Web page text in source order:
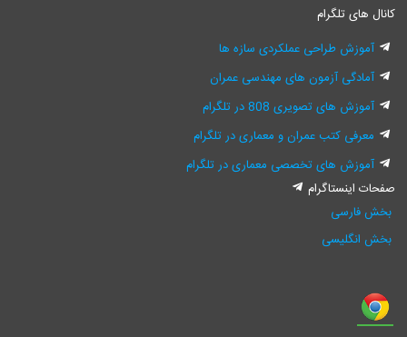
کانال های تلگرام
آموزش طراحی عملکردی سازه ها
آمادگی آزمون های مهندسی عمران
آموزش های تصویری 808 در تلگرام
معرفی کتب عمران و معماری در تلگرام
آموزش های تخصصی معماری در تلگرام
صفحات اینستاگرام
بخش فارسی
بخش انگلیسی